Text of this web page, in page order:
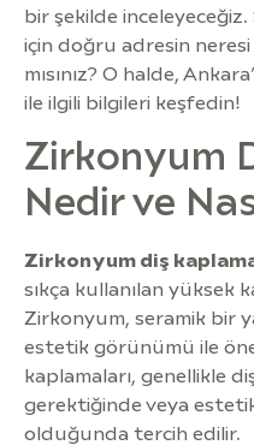
bir şekilde
için doğru adresin
mısınız? O halde,
ile ilgili bilgileri keşfedin!
Zirkonyum
Nedir ve
Zirkonyum diş
sıkça kullanılan yüksek
Zirkonyum, seramik bir
estetik görünümü ile
kaplamaları, genellikle
gerektiğinde veya
olduğunda tercih edilir.